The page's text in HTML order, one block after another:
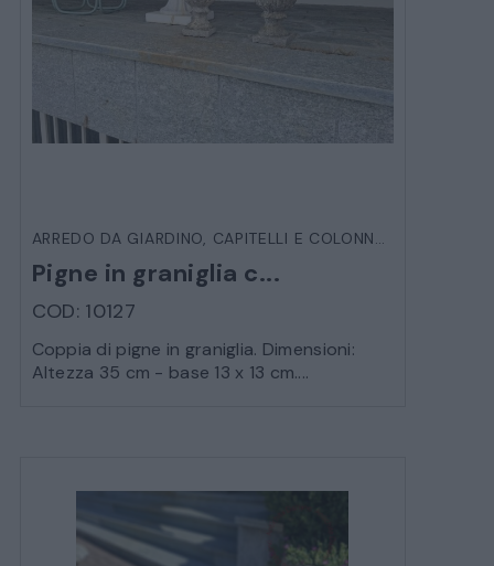
ARREDO DA GIARDINO, CAPITELLI E COLONNE
Pigne in graniglia c...
COD: 10127
Coppia di pigne in graniglia. Dimensioni:
Altezza 35 cm - base 13 x 13 cm....